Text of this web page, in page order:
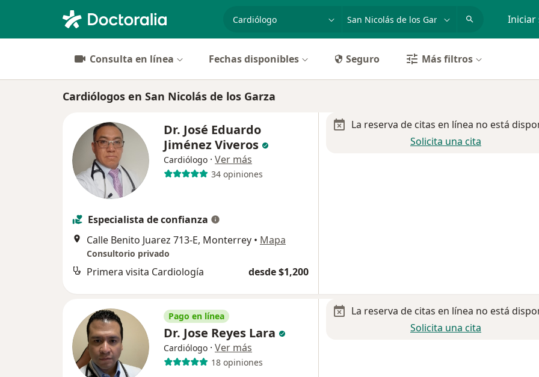
especialidad, enfermedad o nombre
p. ej. Guadalajara Iniciar
Consulta en línea Fechas disponibles Seguro Más filtros
Cardiólogos en San Nicolás de los Garza
Dr. José Eduardo
Jiménez Viveros
Cardiólogo · Ver más
34 opiniones
Especialista de confianza
Calle Benito Juarez 713-E, Monterrey • Mapa
Consultorio privado
Primera visita Cardiología desde $1,200
La reserva de citas en línea no está
Solicita una cita
Pago en línea
Dr. Jose Reyes Lara
Cardiólogo · Ver más
18 opiniones
La reserva de citas en línea no está
Solicita una cita